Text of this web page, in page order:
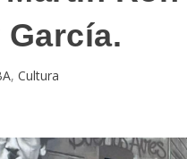
, Cultura